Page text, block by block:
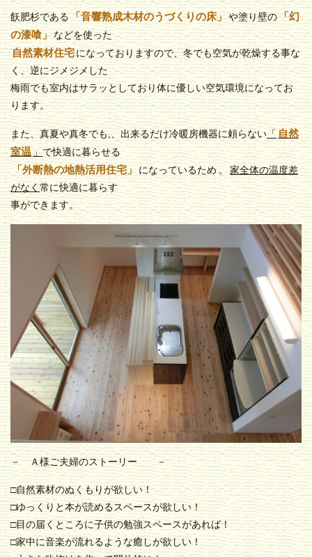
飫肥杉である「音響熟成木材のうづくりの床」 や塗り壁の「幻
の漆喰」などを使った
自然素材住宅になっておりますので、冬でも空気が乾燥する事な
く、逆にジメジメした
梅雨でも室内はサラッとしており体に優しい空気環境になってお
ります。
また、真夏や真冬でも,、出来るだけ冷暖房機器に頼らない「 自然
室温」で快適に暮らせる
「外断熱の地熱活用住宅」 になっているため、家全体の温度差
がなく常に快適に暮らす
事ができます。
－ Ａ様ご夫婦のストーリー －
□自然素材のぬくもりが欲しい！
□ゆっくりと本が読めるスペースが欲しい！
□目の届くところに子供の勉強スペースがあれば！
□家中に音楽が流れるような癒しが欲しい！